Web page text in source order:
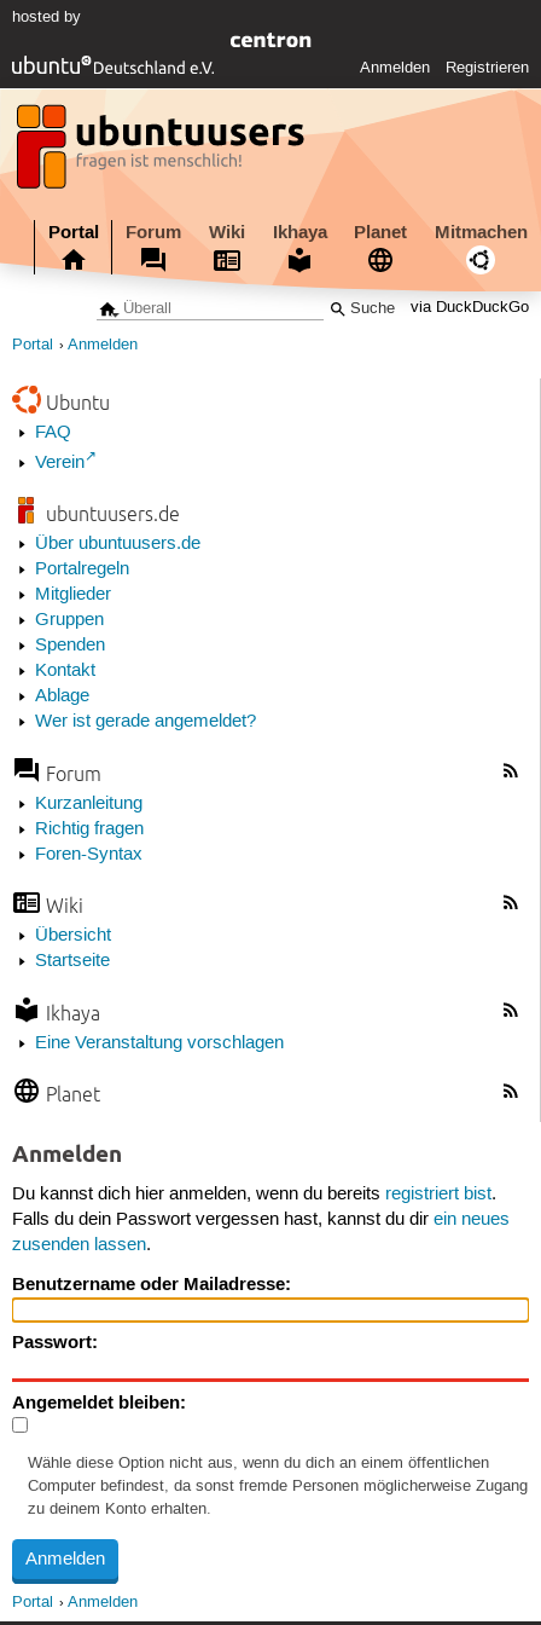
hosted by
Anmelden Registrieren
Portal Forum Wiki Ikhaya Planet Mitmachen
via DuckDuckGo
Portal Anmelden
Ubuntu
FAQ
Verein
ubuntuusers.de
Über ubuntuusers.de
Portalregeln
Mitglieder
Gruppen
Spenden
Kontakt
Ablage
Wer ist gerade angemeldet?
Forum
Kurzanleitung
Richtig fragen
Foren-Syntax
Wiki
Übersicht
Startseite
Ikhaya
Eine Veranstaltung vorschlagen
Planet
Anmelden
Du kannst dich hier anmelden, wenn du bereits registriert bist.
Falls du dein Passwort vergessen hast, kannst du dir ein neues
zusenden lassen.
Benutzername oder Mailadresse:
Passwort:
Angemeldet bleiben:
Wähle diese Option nicht aus, wenn du dich an einem öffentlichen
Computer befindest, da sonst fremde Personen möglicherweise Zugang
zu deinem Konto erhalten.
Portal Anmelden